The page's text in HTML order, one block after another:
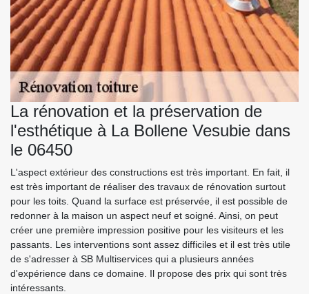
La rénovation et la préservation de
l'esthétique à La Bollene Vesubie dans
le 06450
L'aspect extérieur des constructions est très important. En fait, il
est très important de réaliser des travaux de rénovation surtout
pour les toits. Quand la surface est préservée, il est possible de
redonner à la maison un aspect neuf et soigné. Ainsi, on peut
créer une première impression positive pour les visiteurs et les
passants. Les interventions sont assez difficiles et il est très utile
de s'adresser à SB Multiservices qui a plusieurs années
d'expérience dans ce domaine. Il propose des prix qui sont très
intéressants.